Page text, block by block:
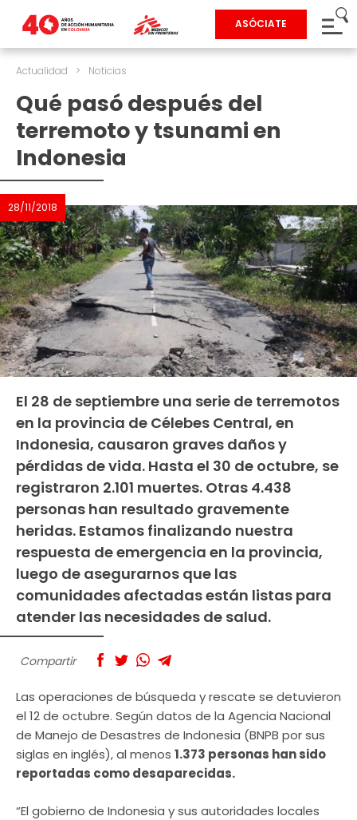
ASÓCIATE
Actualidad > Noticias
Qué pasó después del
terremoto y tsunami en
Indonesia
28/11/2018
El 28 de septiembre una serie de terremotos
en la provincia de Célebes Central, en
Indonesia, causaron graves daños y
pérdidas de vida. Hasta el 30 de octubre, se
registraron 2.101 muertes. Otras 4.438
personas han resultado gravemente
heridas. Estamos finalizando nuestra
respuesta de emergencia en la provincia,
luego de asegurarnos que las
comunidades afectadas están listas para
atender las necesidades de salud.
Compartir
Las operaciones de búsqueda y rescate se detuvieron
el 12 de octubre. Según datos de la Agencia Nacional
de Manejo de Desastres de Indonesia (BNPB por sus
siglas en inglés), al menos 1.373 personas han sido
reportadas como desaparecidas.
“El gobierno de Indonesia y sus autoridades locales